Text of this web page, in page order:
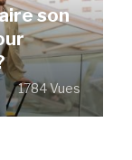
son
1784 Vues